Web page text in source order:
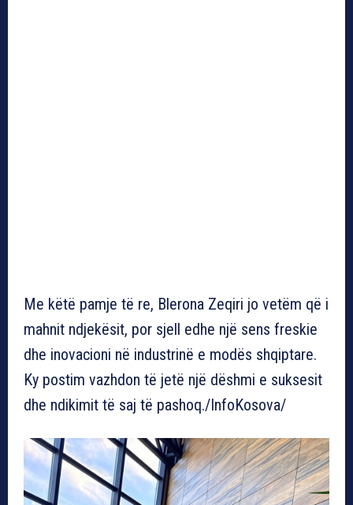
Me këtë pamje të re, Blerona Zeqiri jo vetëm që i
mahnit ndjekësit, por sjell edhe një sens freskie
dhe inovacioni në industrinë e modës shqiptare.
Ky postim vazhdon të jetë një dëshmi e suksesit
dhe ndikimit të saj të pashoq./InfoKosova/